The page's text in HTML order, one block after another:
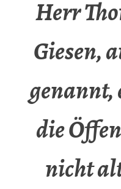
Herr
Giesen,
genannt,
die
nicht